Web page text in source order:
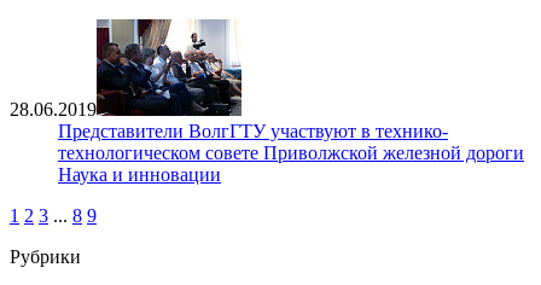
28.06.2019
Представители ВолгГТУ участвуют в технико-
технологическом совете Приволжской железной дороги
Наука и инновации
1 2 3 ... 8 9
Рубрики